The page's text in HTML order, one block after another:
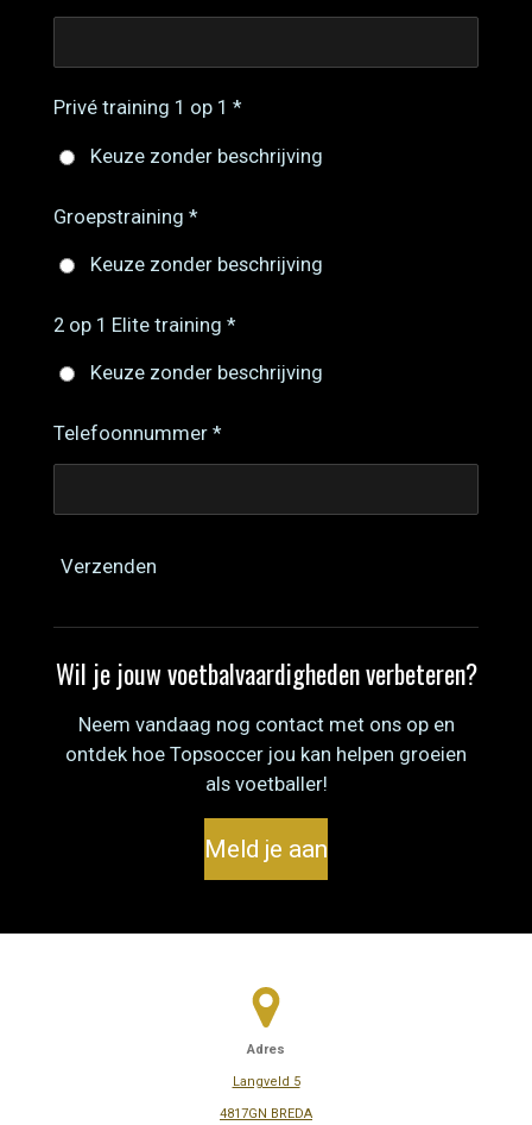
Privé training 1 op 1 *
Keuze zonder beschrijving
Groepstraining *
Keuze zonder beschrijving
2 op 1 Elite training *
Keuze zonder beschrijving
Telefoonnummer *
Verzenden
Wil je jouw voetbalvaardigheden verbeteren?
Neem vandaag nog contact met ons op en
ontdek hoe Topsoccer jou kan helpen groeien
als voetballer!
Meld je aan
Adres
Langveld 5
4817GN BREDA